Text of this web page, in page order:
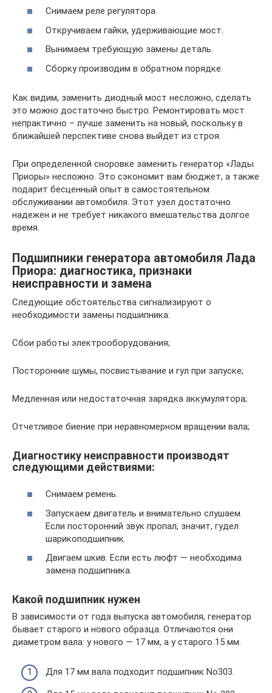
Снимаем реле регулятора.
Откручиваем гайки, удерживающие мост.
Вынимаем требующую замены деталь.
Сборку производим в обратном порядке.
Как видим, заменить диодный мост несложно, сделать
это можно достаточно быстро. Ремонтировать мост
непрактично – лучше заменить на новый, поскольку в
ближайшей перспективе снова выйдет из строя.
При определенной сноровке заменить генератор «Лады
Приоры» несложно. Это сэкономит вам бюджет, а также
подарит бесценный опыт в самостоятельном
обслуживании автомобиля. Этот узел достаточно
надежен и не требует никакого вмешательства долгое
время.
Подшипники генератора автомобиля Лада
Приора: диагностика, признаки
неисправности и замена
Следующие обстоятельства сигнализируют о
необходимости замены подшипника:
Сбои работы электрооборудования;
Посторонние шумы, посвистывание и гул при запуске;
Медленная или недостаточная зарядка аккумулятора;
Отчетливое биение при неравномерном вращении вала;
Диагностику неисправности производят
следующими действиями:
Снимаем ремень.
Запускаем двигатель и внимательно слушаем.
Если посторонний звук пропал, значит, гудел
шарикоподшипник.
Двигаем шкив. Если есть люфт — необходима
замена подшипника.
Какой подшипник нужен
В зависимости от года выпуска автомобиля, генератор
бывает старого и нового образца. Отличаются они
диаметром вала: у нового — 17 мм, а у старого 15 мм.
Для 17 мм вала подходит подшипник No303.